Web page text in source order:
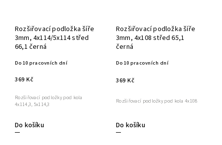
Rozšiřovací podložka šíře
3mm, 4x114/5x114 střed
66,1 černá
Do 10 pracovních dní
369 Kč
Do košíku
Rozšiřovací podložky pod kola
4x114,3, 5x114,3
Rozšiřovací podložka šíře
3mm, 4x108 střed 65,1
černá
Do 10 pracovních dní
369 Kč
Do košíku
Rozšiřovací podložky pod kola 4x108